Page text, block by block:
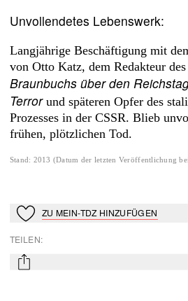
Unvollendetes Lebenswerk:
Langjährige Beschäftigung mit
von Otto Katz, dem Redakteur
Braunbuchs über den
Terrorund späteren Opfer des
Prozesses in der CSSR. Blieb
frühen, plötzlichen Tod.
Stand : 2013 (Datum der letzten Veröffentlichung
Zu Mein-TdZ hinzufügen
ZU MEIN-TDZ HINZUFÜGEN
TEILEN:
mail